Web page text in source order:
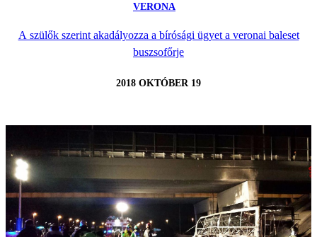
VERONA
A szülők szerint akadályozza a bírósági ügyet a veronai baleset
buszsofőrje
2018 OKTÓBER 19